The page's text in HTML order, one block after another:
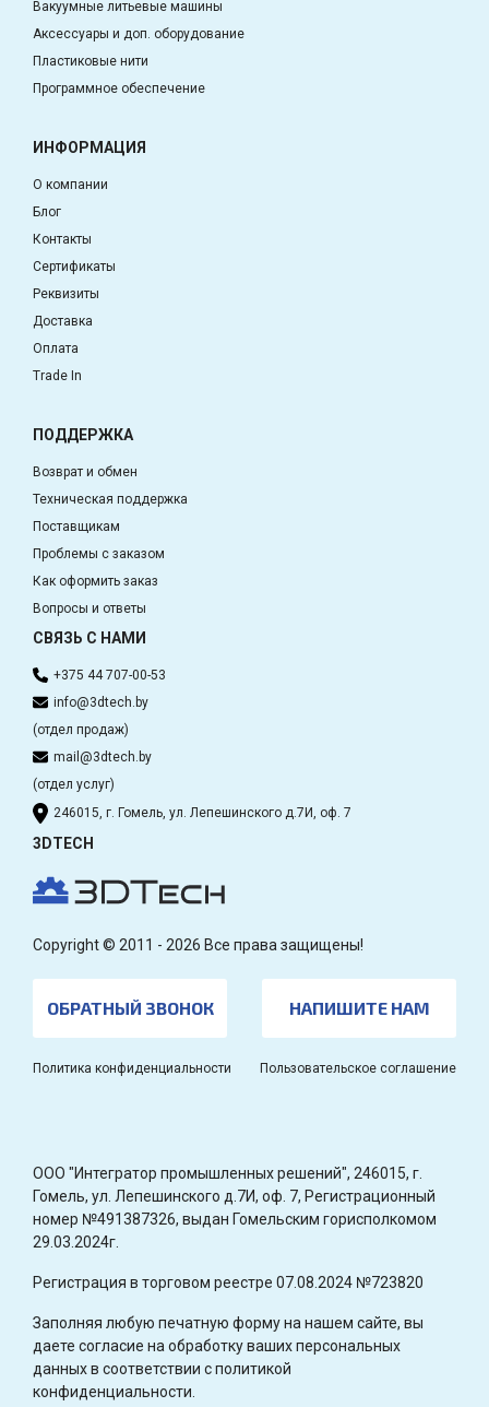
Вакуумные литьевые машины
Аксессуары и доп. оборудование
Пластиковые нити
Программное обеспечение
ИНФОРМАЦИЯ
О компании
Блог
Контакты
Сертификаты
Реквизиты
Доставка
Оплата
Trade In
ПОДДЕРЖКА
Возврат и обмен
Техническая поддержка
Поставщикам
Проблемы с заказом
Как оформить заказ
Вопросы и ответы
СВЯЗЬ С НАМИ
+375 44 707-00-53
info@3dtech.by
(отдел продаж)
mail@3dtech.by
(отдел услуг)
246015, г. Гомель, ул. Лепешинского д.7И, оф. 7
3DTECH
Copyright © 2011 - 2026 Все права защищены!
ОБРАТНЫЙ ЗВОНОК НАПИШИТЕ НАМ
Политика конфиденциальности Пользовательское соглашение
OOO "Интегратор промышленных решений", 246015, г.
Гомель, ул. Лепешинского д.7И, оф. 7, Регистрационный
номер №491387326, выдан Гомельским горисполкомом
29.03.2024г.
Регистрация в торговом реестре 07.08.2024 №723820
Заполняя любую печатную форму на нашем сайте, вы
даете согласие на обработку ваших персональных
данных в соответствии с политикой
конфиденциальности.